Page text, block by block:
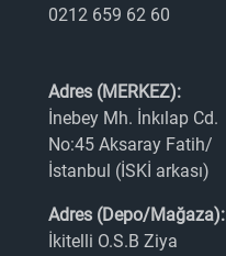
0212 659 62 60
Adres (MERKEZ):
İnebey Mh. İnkılap Cd.
No:45 Aksaray Fatih/
İstanbul (İSKİ arkası)
Adres (Depo/Mağaza):
İkitelli O.S.B Ziya